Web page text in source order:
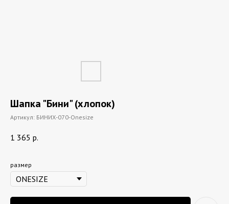
Шапка "Бини" (хлопок)
Артикул: БИНИХ-070-Onesize
1 365 р.
размер